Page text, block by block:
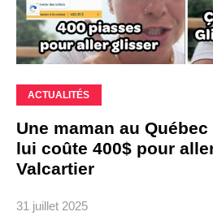
ACTUALITÉS
Une maman au
lui coûte 400$ pour
Valcartier
31 juillet 2025